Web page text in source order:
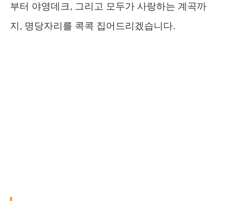
부터 야영데크, 그리고 모두가 사랑하는 계곡까
지, 명당자리를 콕콕 집어드리겠습니다.